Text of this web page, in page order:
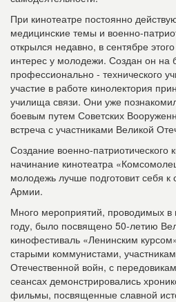
При кинотеатре постоянно
медицинские темы и военно-
открылся недавно, в сентябре
интерес у молодежи. Создан он на
профессионально - технического
участие в работе кинолектория
училища связи. Они уже
боевым путем Советских
встреча с участниками Великой
Создание военно-патриотического
начинание кинотеатра
молодежь лучше подготовит себя к
Армии.
Много мероприятий, проводимых
году, было посвящено 50-летию
кинофестиваль «Ленинским
старыми коммунистами,
Отечественной войн, с
сеансах демонстрировались
фильмы, посвященные славной